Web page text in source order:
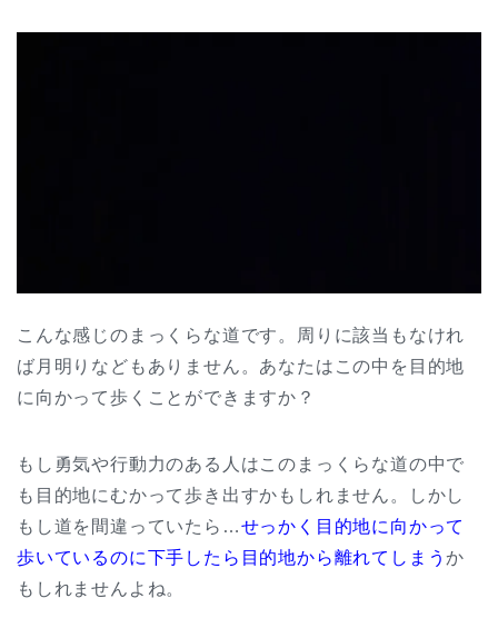
こんな感じのまっくらな道です。周りに該当もなけれ
ば月明りなどもありません。あなたはこの中を目的地
に向かって歩くことができますか？
もし勇気や行動力のある人はこのまっくらな道の中で
も目的地にむかって歩き出すかもしれません。しかし
もし道を間違っていたら…せっかく目的地に向かって
歩いているのに下手したら目的地から離れてしまうか
もしれませんよね。